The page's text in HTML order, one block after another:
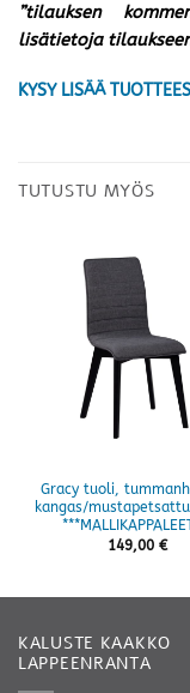
”tilauksen
lisätietoja
KYSY LISÄÄ
TUTUSTU MYÖS
Gracy tuoli,
kangas/
149,00 €
KALUSTE KAAKKO
LAPPEENRANTA